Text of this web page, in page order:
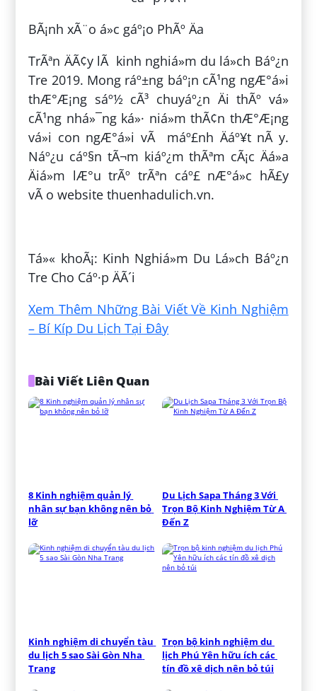
BÃ¡nh xÃ¨o á»c gáº¡o PhÃº Äa
TrÃªn ÄÃ¢y lÃ kinh nghiá»m du lá»ch Báº¿n
Tre 2019. Mong ráº±ng báº¡n cÃ¹ng ngÆ°á»i
thÆ°Æ¡ng sáº½ cÃ³ chuyáº¿n Äi thÃº vá»
cÃ¹ng nhá»¯ng ká»· niá»m thÃ¢n thÆ°Æ¡ng
vá»i con ngÆ°á»i vÃ máº£nh Äáº¥t nÃ y.
Náº¿u cáº§n tÃ¬m kiáº¿m thÃªm cÃ¡c Äá»a
Äiá»m lÆ°u trÃº trÃªn cáº£ nÆ°á»c hÃ£y
vÃ o website thuenhadulich.vn.
Tá»« khoÃ¡: Kinh Nghiá»m Du Lá»ch Báº¿n
Tre Cho Cáº·p ÄÃ´i
Xem Thêm Những Bài Viết Về Kinh Nghiệm
– Bí Kíp Du Lịch Tại Đây
Bài Viết Liên Quan
8 Kinh nghiệm quản lý
nhân sự bạn không nên bỏ
lỡ
Du Lịch Sapa Tháng 3 Với
Trọn Bộ Kinh Nghiệm Từ A
Đến Z
Kinh nghiệm di chuyển tàu
du lịch 5 sao Sài Gòn Nha
Trang
Trọn bộ kinh nghiệm du
lịch Phú Yên hữu ích các
tín đồ xê dịch nên bỏ túi